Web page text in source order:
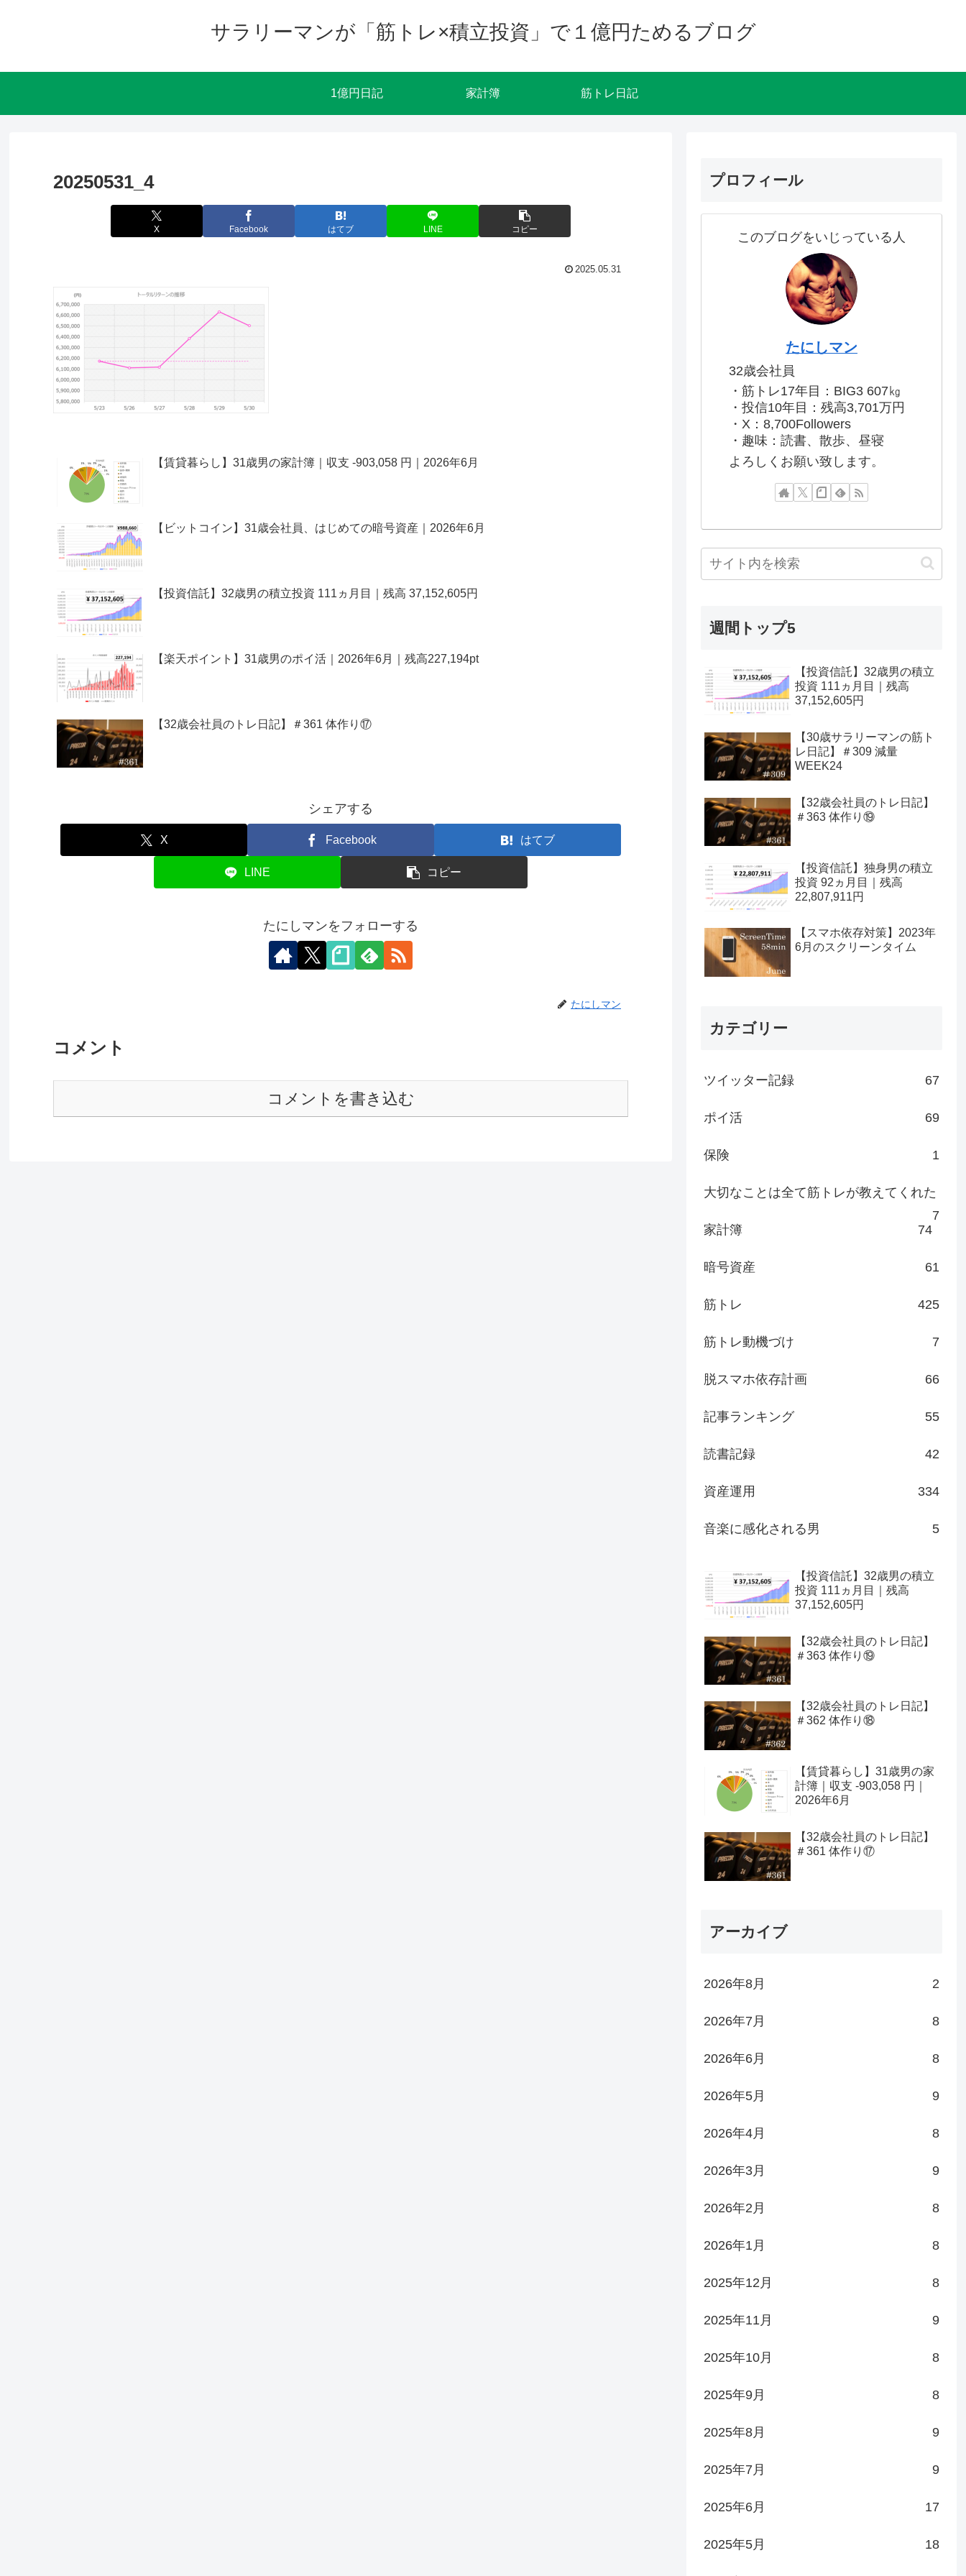
サラリーマンが「筋トレ×積立投資」で１億円ためるブログ
1億円日記 家計簿 筋トレ日記
20250531_4
X Facebook はてブ LINE コピー
2025.05.31
【賃貸暮らし】31歳男の家計簿｜収支 -903,058 円｜2026年6月
【ビットコイン】31歳会社員、はじめての暗号資産｜2026年6月
【投資信託】32歳男の積立投資 111ヵ月目｜残高 37,152,605円
【楽天ポイント】31歳男のポイ活｜2026年6月｜残高227,194pt
【32歳会社員のトレ日記】＃361 体作り⑰
シェアする
X Facebook はてブ
LINE コピー
たにしマンをフォローする
たにしマン
コメント
コメントを書き込む
プロフィール
このブログをいじっている人
たにしマン
32歳会社員
・筋トレ17年目：BIG3 607㎏
・投信10年目：残高3,701万円
・X：8,700Followers
・趣味：読書、散歩、昼寝
よろしくお願い致します。
週間トップ5
【投資信託】32歳男の積立
投資 111ヵ月目｜残高
37,152,605円
【30歳サラリーマンの筋ト
レ日記】＃309 減量
WEEK24
【32歳会社員のトレ日記】
＃363 体作り⑲
【投資信託】独身男の積立
投資 92ヵ月目｜残高
22,807,911円
【スマホ依存対策】2023年
6月のスクリーンタイム
カテゴリー
ツイッター記録 67
ポイ活 69
保険 1
大切なことは全て筋トレが教えてくれた
7
家計簿
74
暗号資産 61
筋トレ 425
筋トレ動機づけ 7
脱スマホ依存計画 66
記事ランキング 55
読書記録 42
資産運用 334
音楽に感化される男 5
【投資信託】32歳男の積立
投資 111ヵ月目｜残高
37,152,605円
【32歳会社員のトレ日記】
＃363 体作り⑲
【32歳会社員のトレ日記】
＃362 体作り⑱
【賃貸暮らし】31歳男の家
計簿｜収支 -903,058 円｜
2026年6月
【32歳会社員のトレ日記】
＃361 体作り⑰
アーカイブ
2026年8月 2
2026年7月 8
2026年6月 8
2026年5月 9
2026年4月 8
2026年3月 9
2026年2月 8
2026年1月 8
2025年12月 8
2025年11月 9
2025年10月 8
2025年9月 8
2025年8月 9
2025年7月 9
2025年6月 17
2025年5月 18